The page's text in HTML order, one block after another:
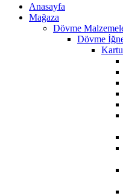
Anasayfa
Mağaza
Dövme
Dövme